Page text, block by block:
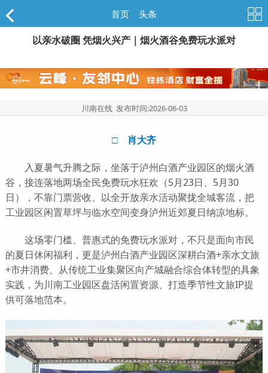
首页 头条
以亲水破圈 凭烟火兴产｜烟火酒谷免费玩水派对
川南在线 发布时间:2026-06-03
□ 肖大齐
入夏暑气升腾之际，坐落于泸州白酒产业园区的烟火酒
谷，接连落地两场全民免费玩水狂欢（5月23日、5月30
日），不靠门票营收、以全开放亲水活动聚拢全城客流，把
工业园区闲置草坪与临水空间变身泸州近郊夏日纳凉地标。
这场零门槛、普惠式的免费玩水派对，不只是面向市民
的夏日休闲福利，更是泸州白酒产业园区深耕白酒+亲水文旅
+市井消费、从传统工业集聚区向产城融合综合体转型的具象
实践，为川南工业园区盘活闲置资源、打造季节性文旅IP提
供可落地范本。